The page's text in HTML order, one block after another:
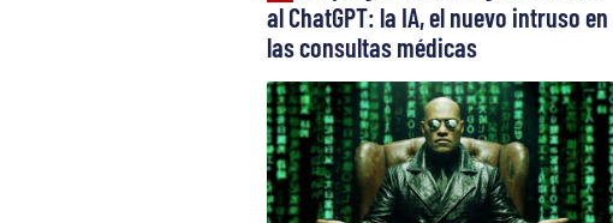
al ChatGPT: la IA, el nuevo intruso en
las consultas médicas